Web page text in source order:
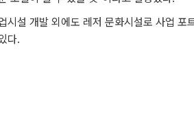
시설 개발 외에도 레저 문화시설로 사업
다.